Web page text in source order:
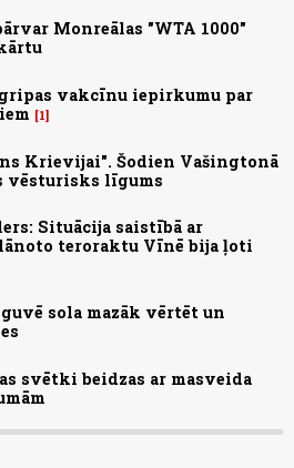
Monreālas "WTA 1000"
vakcīnu iepirkumu par
1
Krievijai". Šodien Vašingtonā
līgums
Situācija saistībā ar
teroraktu Vīnē bija ļoti
sola mazāk vērtēt un
svētki beidzas ar masveida